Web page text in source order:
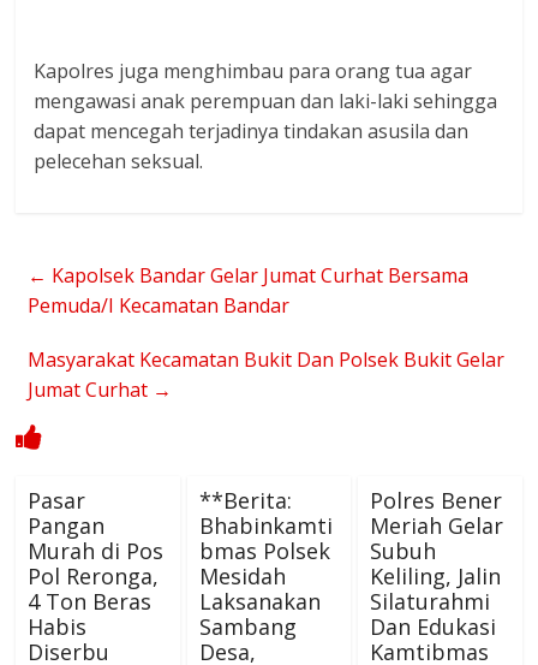
Kapolres juga menghimbau para orang tua agar
mengawasi anak perempuan dan laki-laki sehingga
dapat mencegah terjadinya tindakan asusila dan
pelecehan seksual.
← Kapolsek Bandar Gelar Jumat Curhat Bersama
Pemuda/I Kecamatan Bandar
Masyarakat Kecamatan Bukit Dan Polsek Bukit Gelar
Jumat Curhat →
Pasar
Pangan
Murah di Pos
Pol Reronga,
4 Ton Beras
Habis
Diserbu
**Berita:
Bhabinkamti
bmas Polsek
Mesidah
Laksanakan
Sambang
Desa,
Polres Bener
Meriah Gelar
Subuh
Keliling, Jalin
Silaturahmi
Dan Edukasi
Kamtibmas